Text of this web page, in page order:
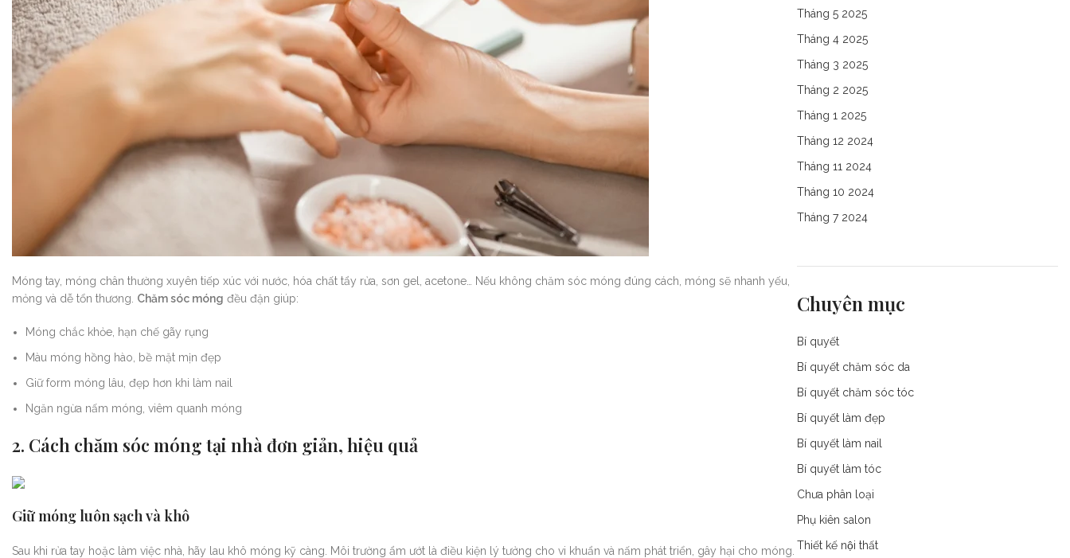
Móng tay, móng chân thường xuyên tiếp xúc với nước, hóa chất tẩy rửa, sơn gel, acetone… Nếu không chăm sóc móng đúng cách, móng sẽ nhanh yếu,
mỏng và dễ tổn thương. Chăm sóc móng đều đặn giúp:
Móng chắc khỏe, hạn chế gãy rụng
Màu móng hồng hào, bề mặt mịn đẹp
Giữ form móng lâu, đẹp hơn khi làm nail
Ngăn ngừa nấm móng, viêm quanh móng
2. Cách chăm sóc móng tại nhà đơn giản, hiệu quả
Giữ móng luôn sạch và khô
Sau khi rửa tay hoặc làm việc nhà, hãy lau khô móng kỹ càng. Môi trường ẩm ướt là điều kiện lý tưởng cho vi khuẩn và nấm phát triển, gây hại cho móng.
Tháng 5 2025
Tháng 4 2025
Tháng 3 2025
Tháng 2 2025
Tháng 1 2025
Tháng 12 2024
Tháng 11 2024
Tháng 10 2024
Tháng 7 2024
Chuyên mục
Bí quyết
Bí quyết chăm sóc da
Bí quyết chăm sóc tóc
Bí quyết làm đẹp
Bí quyết làm nail
Bí quyết làm tóc
Chưa phân loại
Phụ kiên salon
Thiết kế nội thất